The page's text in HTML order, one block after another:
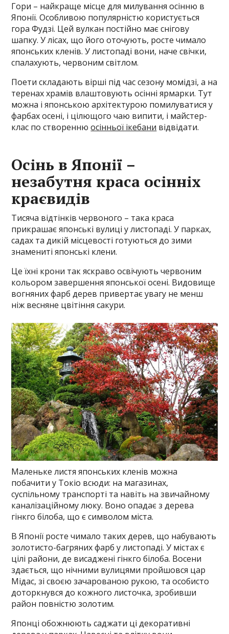
Гори – найкраще місце для милування осінню в
Японії. Особливою популярністю користується
гора Фудзі. Цей вулкан постійно має снігову
шапку. У лісах, що його оточують, росте чимало
японських кленів. У листопаді вони, наче свічки,
спалахують, червоним світлом.
Поети складають вірші під час сезону момідзі, а на
теренах храмів влаштовують осінні ярмарки. Тут
можна і японською архітектурою помилуватися у
фарбах осені, і цілющого чаю випити, і майстер-
клас по створеннюосінньої ікебани відвідати.
Осінь в Японії –
незабутня краса осінніх
краєвидів
Тисяча відтінків червоного – така краса
прикрашає японські вулиці у листопаді. У парках,
садах та дикій місцевості готуються до зими
знамениті японські клени.
Це їхні крони так яскраво освічують червоним
кольором завершення японської осені. Видовище
вогняних фарб дерев привертає увагу не менш
ніж весняне цвітіння сакури.
Маленьке листя японських кленів можна
побачити у Токіо всюди: на магазинах,
суспільному транспорті та навіть на звичайному
каналізаційному люку. Воно опадає з дерева
гінкго білоба, що є символом міста.
В Японії росте чимало таких дерев, що набувають
золотисто-багряних фарб у листопаді. У містах є
цілі райони, де висаджені гінкго білоба. Восени
здається, що нічними вулицями пройшовся цар
Мідас, зі своєю зачарованою рукою, та особисто
доторкнувся до кожного листочка, зробивши
район повністю золотим.
Японці обожнюють саджати ці декоративні